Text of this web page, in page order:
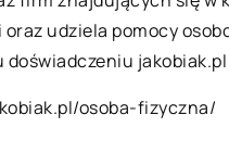
udziela pomocy
doświadczeniu
osoba-fizyczna/